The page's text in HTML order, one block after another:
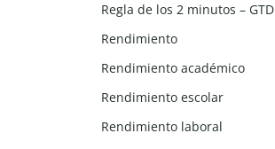
Regla de los 2 minutos – GTD
Rendimiento
Rendimiento académico
Rendimiento escolar
Rendimiento laboral